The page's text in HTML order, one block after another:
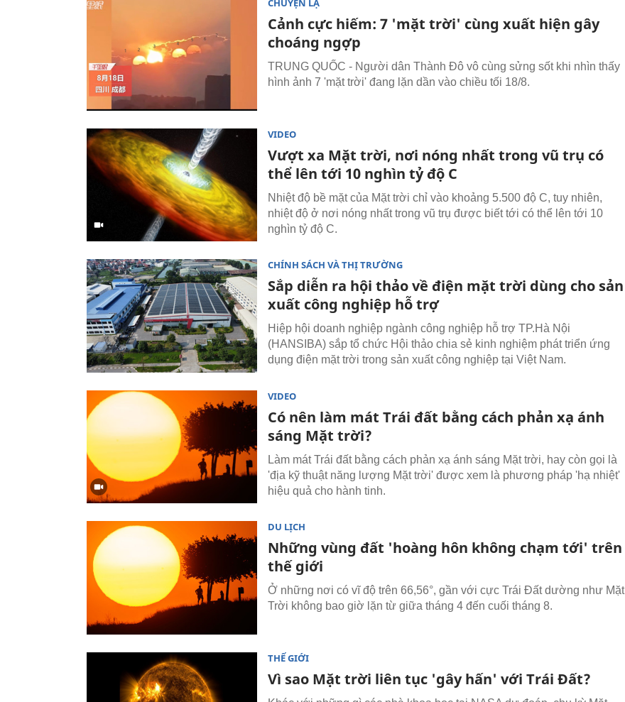
CHUYỆN LẠ
Cảnh cực hiếm: 7 'mặt trời' cùng xuất hiện gây
choáng ngợp
TRUNG QUỐC - Người dân Thành Đô vô cùng sửng sốt khi nhìn thấy
hình ảnh 7 'mặt trời' đang lặn dần vào chiều tối 18/8.
VIDEO
Vượt xa Mặt trời, nơi nóng nhất trong vũ trụ có
thể lên tới 10 nghìn tỷ độ C
Nhiệt độ bề mặt của Mặt trời chỉ vào khoảng 5.500 độ C, tuy nhiên,
nhiệt độ ở nơi nóng nhất trong vũ trụ được biết tới có thể lên tới 10
nghìn tỷ độ C.
CHÍNH SÁCH VÀ THỊ TRƯỜNG
Sắp diễn ra hội thảo về điện mặt trời dùng cho sản
xuất công nghiệp hỗ trợ
Hiệp hội doanh nghiệp ngành công nghiệp hỗ trợ TP.Hà Nội
(HANSIBA) sắp tổ chức Hội thảo chia sẻ kinh nghiệm phát triển ứng
dụng điện mặt trời trong sản xuất công nghiệp tại Việt Nam.
VIDEO
Có nên làm mát Trái đất bằng cách phản xạ ánh
sáng Mặt trời?
Làm mát Trái đất bằng cách phản xạ ánh sáng Mặt trời, hay còn gọi là
'địa kỹ thuật năng lượng Mặt trời' được xem là phương pháp 'hạ nhiệt'
hiệu quả cho hành tinh.
DU LỊCH
Những vùng đất 'hoàng hôn không chạm tới' trên
thế giới
Ở những nơi có vĩ độ trên 66,56°, gần với cực Trái Đất dường như Mặt
Trời không bao giờ lặn từ giữa tháng 4 đến cuối tháng 8.
THẾ GIỚI
Vì sao Mặt trời liên tục 'gây hấn' với Trái Đất?